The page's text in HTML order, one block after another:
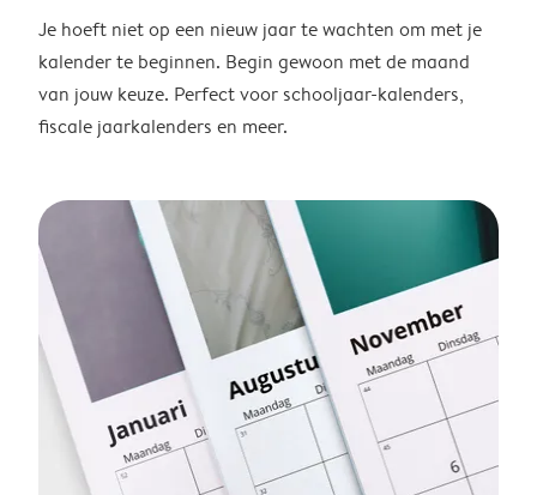
Je hoeft niet op een nieuw jaar te wachten om met je
kalender te beginnen. Begin gewoon met de maand
van jouw keuze. Perfect voor schooljaar-kalenders,
fiscale jaarkalenders en meer.